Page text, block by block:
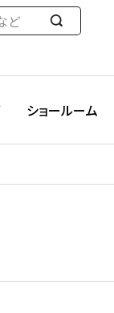
検
す
ショールーム